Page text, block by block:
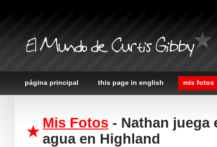
El Mundo de Curtis Gibby
página principal this page in english mis fotos
Mis Fotos - Nathan juega
agua en Highland